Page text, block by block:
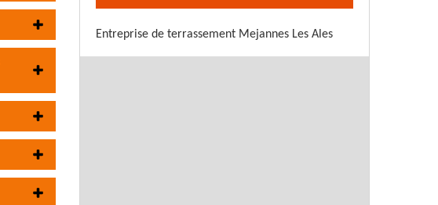
Entreprise de terrassement Mejannes Les Ales